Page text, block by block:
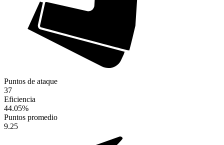
Puntos de ataque
37
Eficiencia
44.05%
Puntos promedio
9.25